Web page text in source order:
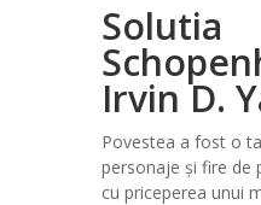
Solutia
Irvin D.
Povestea a fost o
personaje și fire de
cu priceperea unui